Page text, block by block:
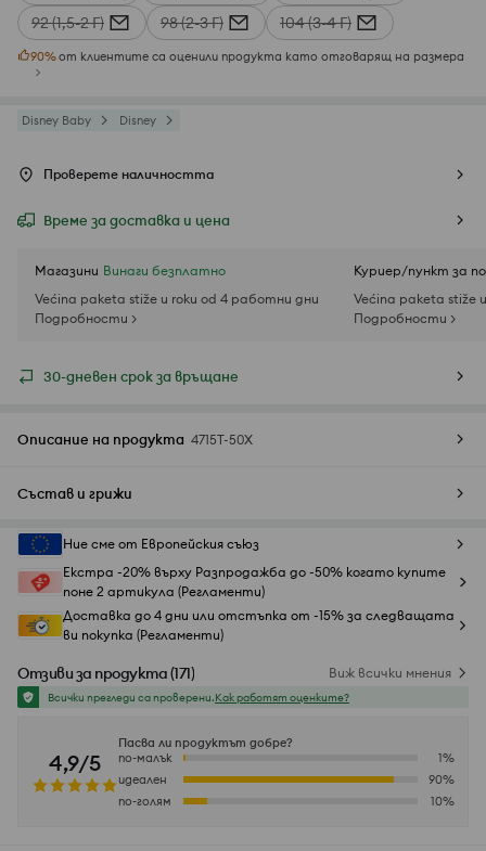
92 (1,5-2 Г)
98 (2-3 Г) 104 (3-4 Г)
90%от клиентите са оценили продукта като отговарящ на размера
Disney Baby Disney
Проверете наличността
Време за доставка и цена
Магазини Винаги безплатно
Većina paketa stiže u roku od 4 работни дни
Подробности >
Куриер/пункт за
Većina paketa stiže
Подробности >
30-дневен срок за връщане
Описание на продукта 4715T-50X
Състав и грижи
Ние сме от Европейския съюз
Екстра -20% върху Разпродажба до -50% когато купите
поне 2 артикула (Регламенти)
Доставка до 4 дни или отстъпка от -15% за следващата
ви покупка (Регламенти)
Отзиви за продукта(171) Виж всички мнения
Всички прегледи са проверени.Как работят оценките?
4,9/5
Пасва ли продуктът добре?
по-малък
1%
идеален
90%
по-голям
10%